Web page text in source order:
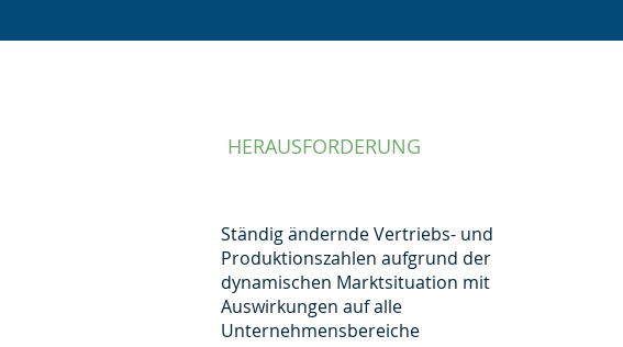
HERAUSFORDERUNG
Ständig ändernde Vertriebs- und
Produktionszahlen aufgrund der
dynamischen Marktsituation mit
Auswirkungen auf alle
Unternehmensbereiche